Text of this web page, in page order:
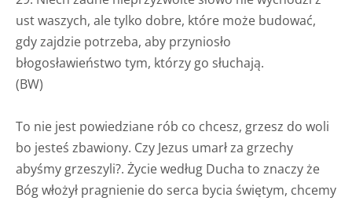
ust waszych, ale tylko dobre, które może budować,
gdy zajdzie potrzeba, aby przyniosło
błogosławieństwo tym, którzy go słuchają.
(BW)
To nie jest powiedziane rób co chcesz, grzesz do woli
bo jesteś zbawiony. Czy Jezus umarł za grzechy
abyśmy grzeszyli?. Życie według Ducha to znaczy że
Bóg włożył pragnienie do serca bycia świętym, chcemy